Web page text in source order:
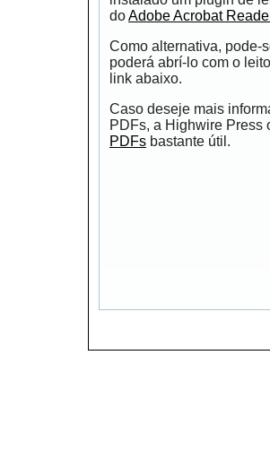
doAdobe Acrobat
Como alternativa, pode-
poderá abrí-lo com o
link abaixo.
Caso deseje mais
PDFs, a Highwire
PDFs bastante útil.